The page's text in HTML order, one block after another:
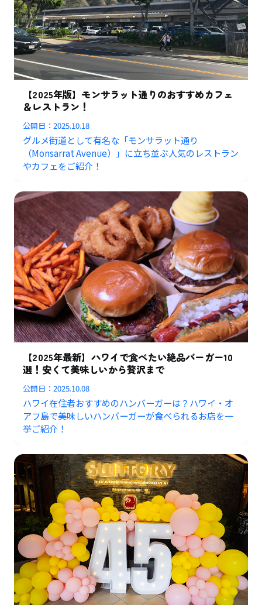
【2025年版】モンサラット通りのおすすめカフェ
＆レストラン！
公開日：2025.10.18
グルメ街道として有名な「モンサラット通り
（Monsarrat Avenue）」に立ち並ぶ人気のレストラン
やカフェをご紹介！
【2025年最新】ハワイで食べたい絶品バーガー10
選！安くて美味しいから贅沢まで
公開日：2025.10.08
ハワイ在住者おすすめのハンバーガーは？ハワイ・オ
アフ島で美味しいハンバーガーが食べられるお店を一
挙ご紹介！